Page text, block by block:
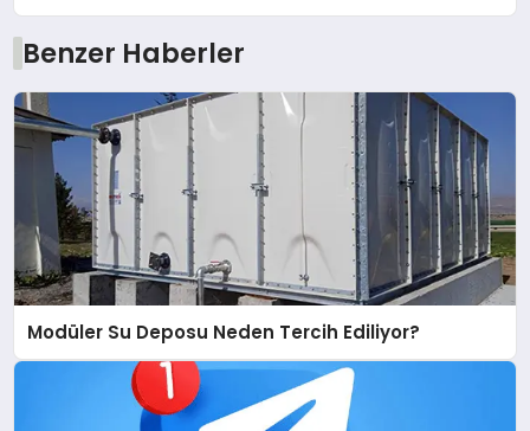
Benzer Haberler
Modüler Su Deposu Neden Tercih Ediliyor?